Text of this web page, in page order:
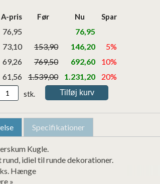
A-pris Før Nu Spar
76,95
76,95
73,10 153,90 146,20
5%
69,26 769,50 692,60
10%
61,56 1.539,00 1.231,20 20%
stk.
Specifikationer
Kugle.
idiel til runde dekorationer.
Hænge
»